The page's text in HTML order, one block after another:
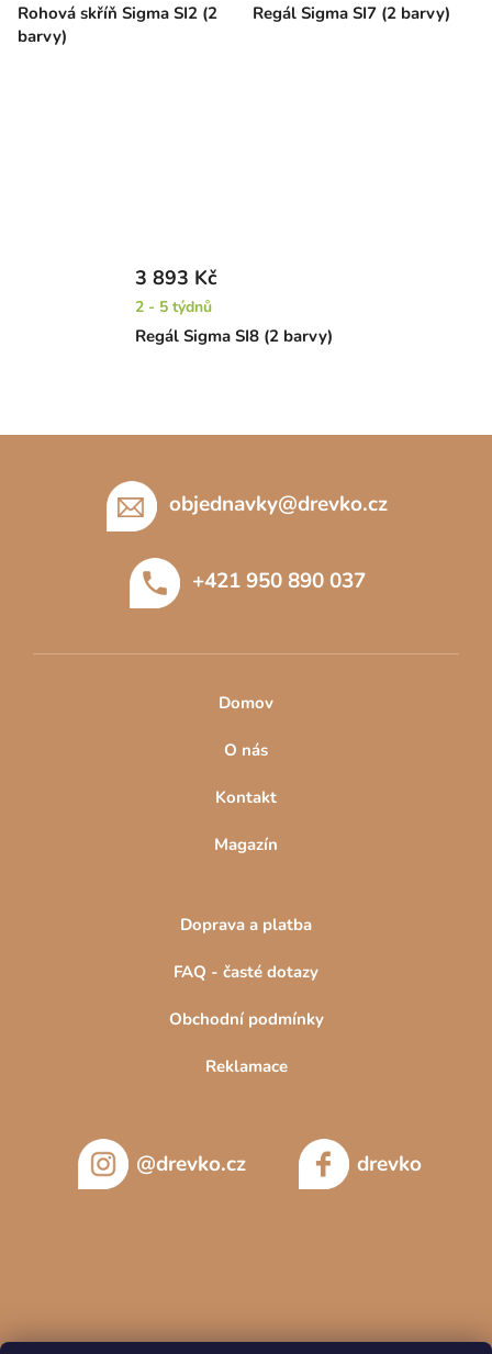
Rohová skříň Sigma SI2 (2
barvy)
Regál Sigma SI7 (2 barvy)
Regál Sigma SI8 (2 barvy)
3 893 Kč
2 - 5 týdnů
objednavky@drevko.cz
+421 950 890 037
Domov
O nás
Kontakt
Magazín
Doprava a platba
FAQ - časté dotazy
Obchodní podmínky
Reklamace
@drevko.cz drevko